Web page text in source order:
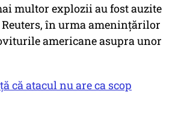
multor explozii au fost auzite
în urma amenințărilor
americane asupra unor
că atacul nu are ca scop